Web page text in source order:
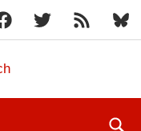
X
RSS-
Feed